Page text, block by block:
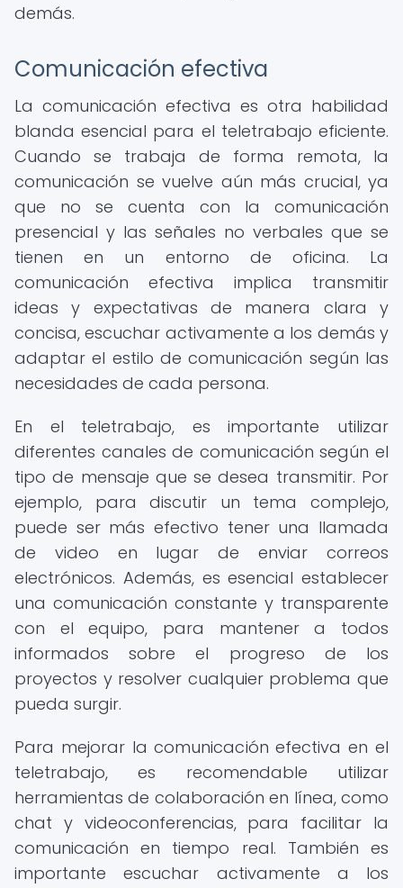
demás.
Comunicación efectiva
La comunicación efectiva es otra habilidad
blanda esencial para el teletrabajo eficiente.
Cuando se trabaja de forma remota, la
comunicación se vuelve aún más crucial, ya
que no se cuenta con la comunicación
presencial y las señales no verbales que se
tienen en un entorno de oficina. La
comunicación efectiva implica transmitir
ideas y expectativas de manera clara y
concisa, escuchar activamente a los demás y
adaptar el estilo de comunicación según las
necesidades de cada persona.
En el teletrabajo, es importante utilizar
diferentes canales de comunicación según el
tipo de mensaje que se desea transmitir. Por
ejemplo, para discutir un tema complejo,
puede ser más efectivo tener una llamada
de video en lugar de enviar correos
electrónicos. Además, es esencial establecer
una comunicación constante y transparente
con el equipo, para mantener a todos
informados sobre el progreso de los
proyectos y resolver cualquier problema que
pueda surgir.
Para mejorar la comunicación efectiva en el
teletrabajo, es recomendable utilizar
herramientas de colaboración en línea, como
chat y videoconferencias, para facilitar la
comunicación en tiempo real. También es
importante escuchar activamente a los